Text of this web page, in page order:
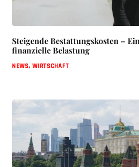
Steigende Bestattungskosten –
finanzielle Belastung
NEWS,WIRTSCHAFT